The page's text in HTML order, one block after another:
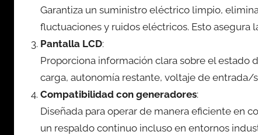
Garantiza un suministro eléctrico limpio,
fluctuaciones y ruidos eléctricos. Esto asegura
Pantalla LCD:
Proporciona información clara sobre el estado
carga, autonomía restante, voltaje de entrada/
Compatibilidad con generadores:
Diseñada para operar de manera eficiente en
un respaldo continuo incluso en entornos